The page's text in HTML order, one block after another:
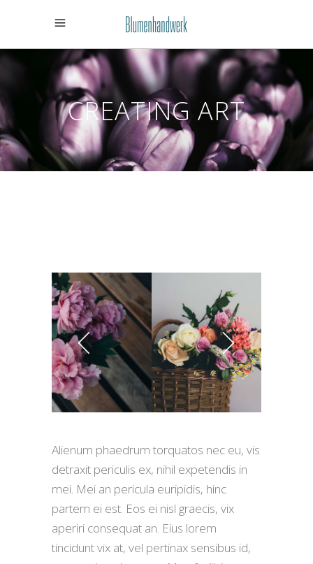
CREATING ART
Alienum phaedrum torquatos nec eu, vis
detraxit periculis ex, nihil expetendis in
mei. Mei an pericula euripidis, hinc
partem ei est. Eos ei nisl graecis, vix
aperiri consequat an. Eius lorem
tincidunt vix at, vel pertinax sensibus id,